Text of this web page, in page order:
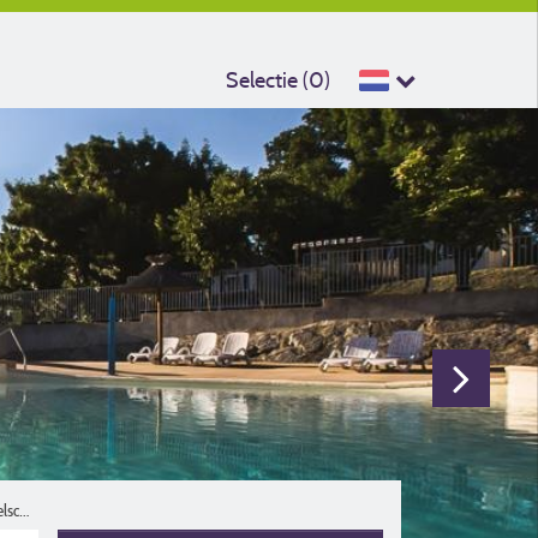
Selectie (0)
Reisgezelschap